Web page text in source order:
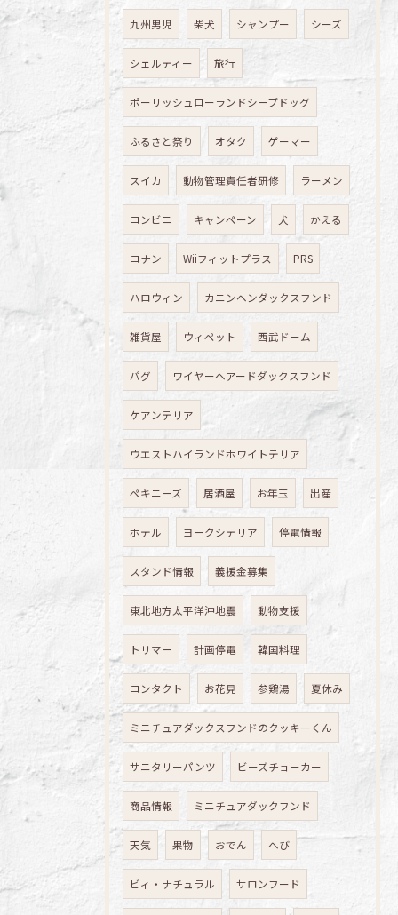
九州男児 柴犬 シャンプー シーズ
シェルティー 旅行
ポーリッシュローランドシープドッグ
ふるさと祭り オタク ゲーマー
スイカ 動物管理責任者研修 ラーメン
コンビニ キャンペーン 犬 かえる
コナン Wiiフィットプラス PRS
ハロウィン カニンヘンダックスフンド
雑貨屋 ウィペット 西武ドーム
パグ ワイヤーヘアードダックスフンド
ケアンテリア
ウエストハイランドホワイトテリア
ペキニーズ 居酒屋 お年玉 出産
ホテル ヨークシテリア 停電情報
スタンド情報 義援金募集
東北地方太平洋沖地震 動物支援
トリマー 計画停電 韓国料理
コンタクト お花見 参鶏湯 夏休み
ミニチュアダックスフンドのクッキーくん
サニタリーパンツ ビーズチョーカー
商品情報 ミニチュアダックフンド
天気 果物 おでん へび
ビィ・ナチュラル サロンフード